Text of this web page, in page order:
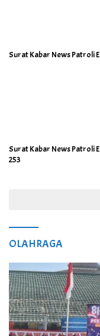
Surat Kabar News Patroli
Surat Kabar News Patroli
253
OLAHRAGA